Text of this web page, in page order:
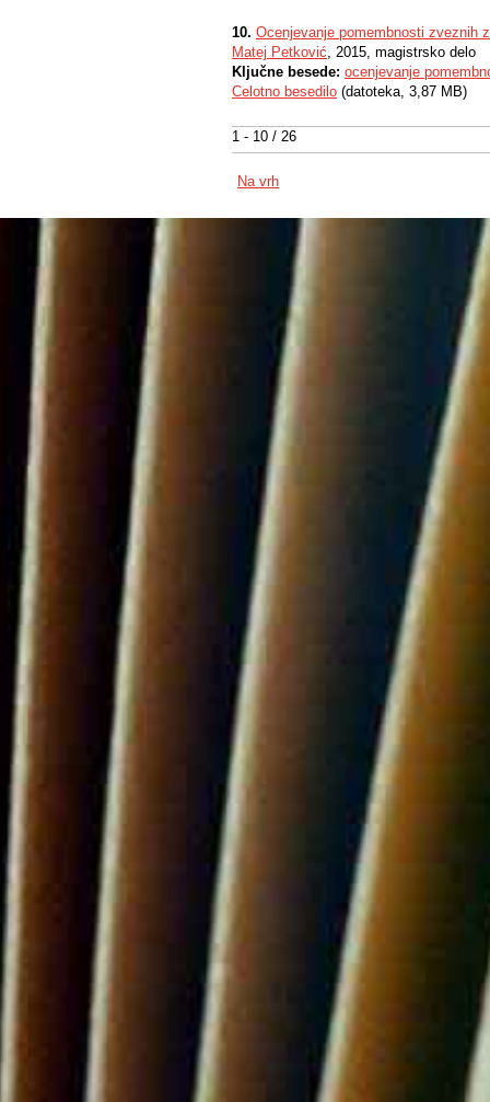
1 - 10 / 26
10. Ocenjevanje pomembnosti zveznih
Matej Petković, 2015, magistrsko delo
Ključne besede: ocenjevanje
Celotno besedilo (datoteka, 3,87 MB)
Na vrh